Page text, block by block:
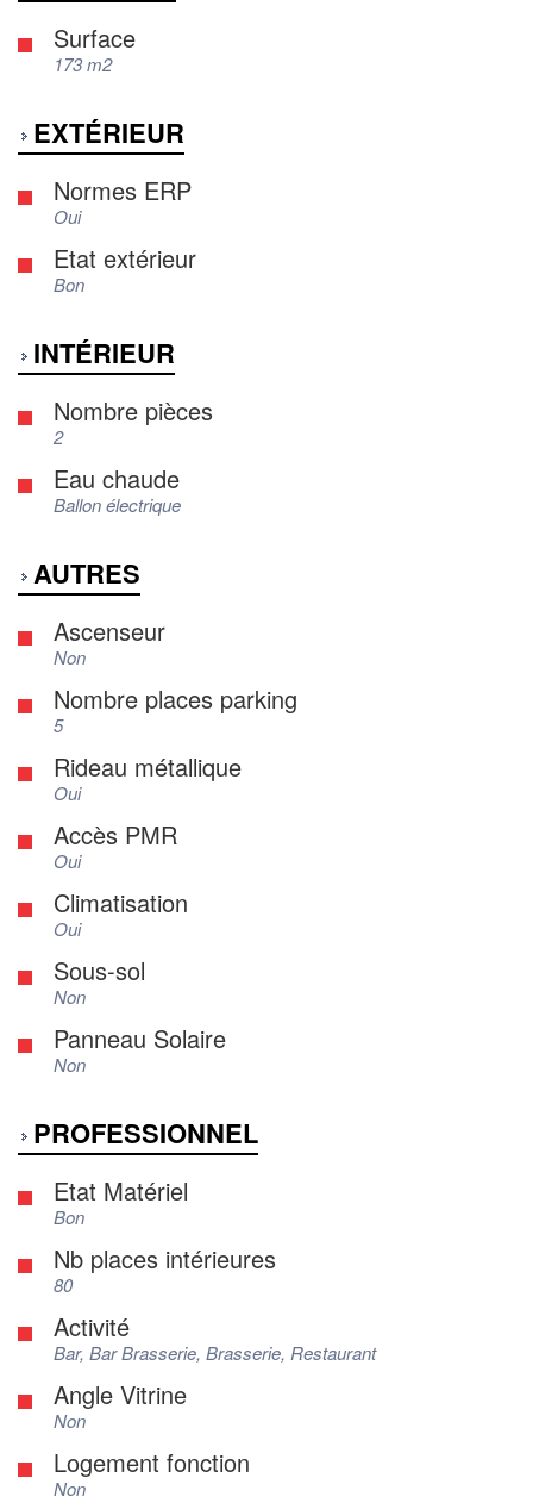
Surface
173 m2
EXTÉRIEUR
Normes ERP
Oui
Etat extérieur
Bon
INTÉRIEUR
Nombre pièces
2
Eau chaude
Ballon électrique
AUTRES
Ascenseur
Non
Nombre places parking
5
Rideau métallique
Oui
Accès PMR
Oui
Climatisation
Oui
Sous-sol
Non
Panneau Solaire
Non
PROFESSIONNEL
Etat Matériel
Bon
Nb places intérieures
80
Activité
Bar, Bar Brasserie, Brasserie, Restaurant
Angle Vitrine
Non
Logement fonction
Non